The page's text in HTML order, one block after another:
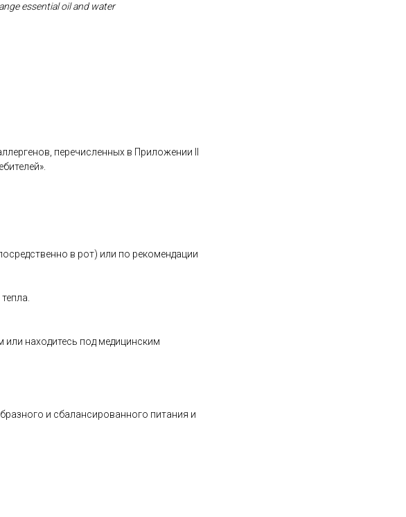
essential oil and water
перечисленных в Приложении II
в рот) или по рекомендации
или находитесь под медицинским
и сбалансированного питания и